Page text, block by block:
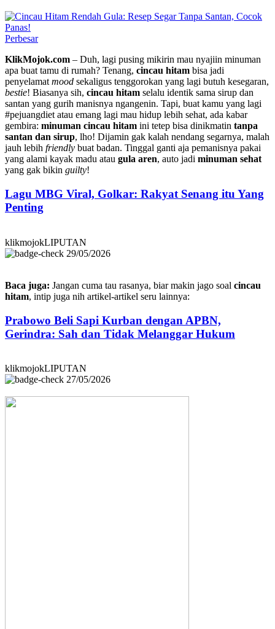
Perbesar
KlikMojok.com – Duh, lagi pusing mikirin mau nyajiin minuman
apa buat tamu di rumah? Tenang, cincau hitam bisa jadi
penyelamatmood sekaligus tenggorokan yang lagi butuh kesegaran,
bestie! Biasanya sih, cincau hitam selalu identik sama sirup dan
santan yang gurih manisnya ngangenin. Tapi, buat kamu yang lagi
#pejuangdiet atau emang lagi mau hidup lebih sehat, ada kabar
gembira: minuman cincau hitam ini tetep bisa dinikmatin tanpa
santan dan sirup, lho! Dijamin gak kalah nendang segarnya, malah
jauh lebih friendly buat badan. Tinggal ganti aja pemanisnya pakai
yang alami kayak madu atau gula aren, auto jadi minuman sehat
yang gak bikin guilty!
Lagu MBG Viral, Golkar: Rakyat Senang itu Yang
Penting
klikmojokLIPUTAN
29/05/2026
Baca juga: Jangan cuma tau rasanya, biar makin jago soal cincau
hitam, intip juga nih artikel-artikel seru lainnya:
Prabowo Beli Sapi Kurban dengan APBN,
Gerindra: Sah dan Tidak Melanggar Hukum
klikmojokLIPUTAN
27/05/2026